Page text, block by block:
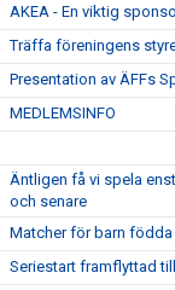
AKEA - En viktig
Träffa föreningens
Presentation av ÄFFs
MEDLEMSINFO
Äntligen få vi spela
och senare
Matcher för barn födda
Seriestart framflyttad